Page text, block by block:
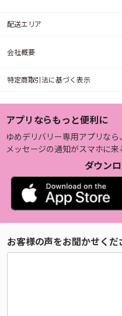
配送エリア
会社概要
特定商取引法に基づく表示
アプリならもっと便利に
ゆめデリバリー専用アプリなら、
メッセージの通知がスマホに来
ダウン
お客様の声をお聞かせくだ